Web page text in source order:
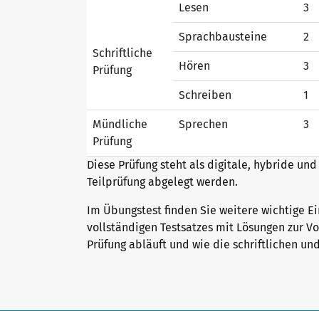
Warum telc Zertifikate?
Deutsch Test für den Beruf
Verifikation von telc Zertifikaten
Sprachprüfungen: Support & FAQ
Schriftliche
Prüfung
Lesen
3
Sprachbausteine 2
Hören 3
Schreiben 1
Mündliche
Prüfung
Sprechen 3
Diese Prüfung steht als digitale, hybride
Teilprüfung abgelegt werden.
Im Übungstest finden Sie weitere wichtige
vollständigen Testsatzes mit Lösungen zur
Prüfung abläuft und wie die schriftlichen